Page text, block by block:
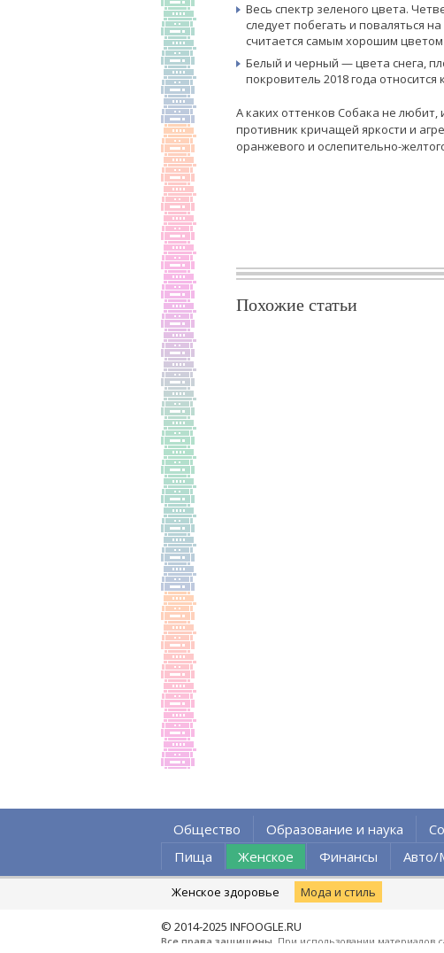
Весь спектр зеленого цвета.
следует побегать и поваляться
считается самым хорошим
Белый и черный — цвета снега,
покровитель 2018 года
А каких оттенков Собака не
противник кричащей яркости и
оранжевого и ослепительно-
Похожие статьи
Общество Образование и наука
Пища
Женское Финансы Авто/
Женское здоровье Мода и стиль
© 2014-2025 INFOOGLE.RU
Все права защищены . При использовании материалов